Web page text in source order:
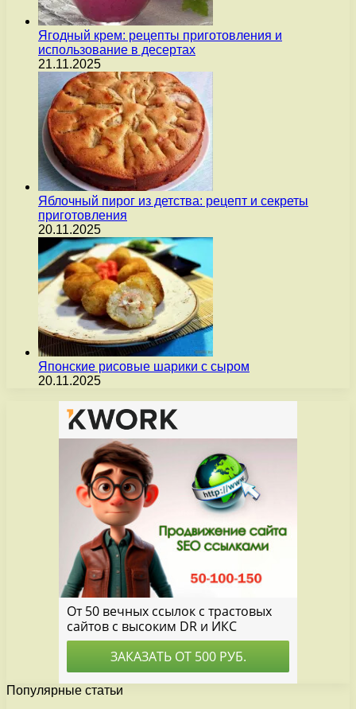
Ягодный крем: рецепты приготовления и
использование в десертах
21.11.2025
Яблочный пирог из детства: рецепт и секреты
приготовления
20.11.2025
Японские рисовые шарики с сыром
20.11.2025
Популярные статьи